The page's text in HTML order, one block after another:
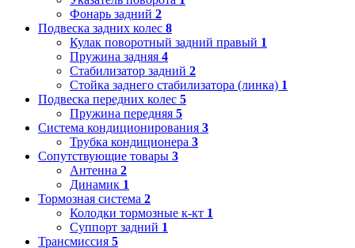
Фонарь задний 2
Подвеска задних колес 8
Кулак поворотный задний правый 1
Пружина задняя 4
Стабилизатор задний 2
Стойка заднего стабилизатора (линка) 1
Подвеска передних колес 5
Пружина передняя 5
Система кондиционирования 3
Трубка кондиционера 3
Сопутствующие товары 3
Антенна 2
Динамик 1
Тормозная система 2
Колодки тормозные к-кт 1
Суппорт задний 1
Трансмиссия 5